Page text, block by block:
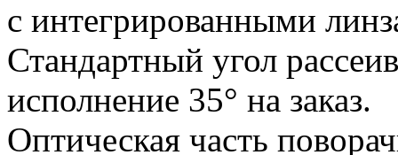
с интегрированными
Стандартный угол
исполнение 35° на заказ.
Оптическая часть